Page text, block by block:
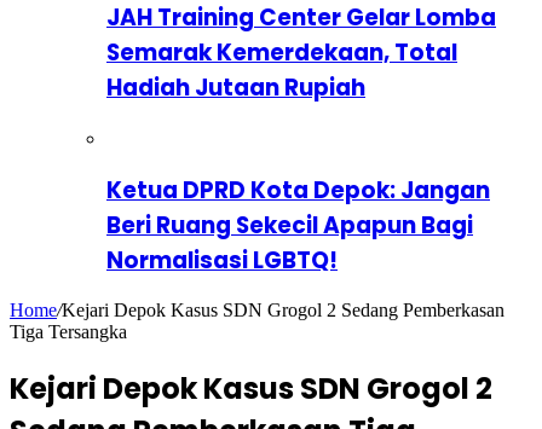
JAH Training Center Gelar Lomba
Semarak Kemerdekaan, Total
Hadiah Jutaan Rupiah
Ketua DPRD Kota Depok: Jangan
Beri Ruang Sekecil Apapun Bagi
Normalisasi LGBTQ!
Home/Kejari Depok Kasus SDN Grogol 2 Sedang Pemberkasan
Tiga Tersangka
Kejari Depok Kasus SDN Grogol 2